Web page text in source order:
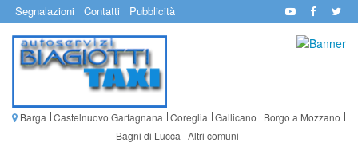
Segnalazioni Contatti Pubblicità
Barga Castelnuovo Garfagnana Coreglia Gallicano
Borgo a Mozzano
Bagni di Lucca Altri comuni